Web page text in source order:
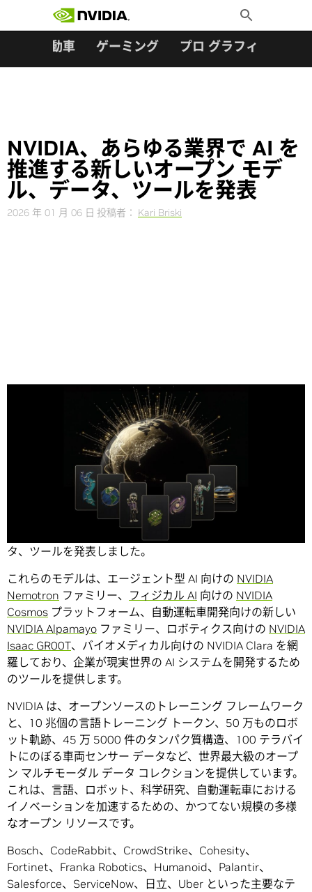
Toggle
Search
自動車 ゲーミング プロ グラフィックス
NVIDIA、あらゆる業界で AI を
推進する新しいオープン モデ
ル、データ、ツールを発表
2026 年 01 月 06 日 投稿者： Kari Briski
NVIDIA は本日、オープン モデルの領域を拡大し、あらゆる
タ、ツールを発表しました。
これらのモデルは、エージェント型 AI 向けの NVIDIA
Nemotron ファミリー、 フィジカル AI 向けの NVIDIA
Cosmos プラットフォーム、自動運転車開発向けの新しい
NVIDIA Alpamayo ファミリー、ロボティクス向けの NVIDIA
Isaac GR00T、バイオメディカル向けの NVIDIA Clara を網
羅しており、企業が現実世界の AI システムを開発するため
のツールを提供します。
NVIDIA は、オープンソースのトレーニング フレームワーク
と、10 兆個の言語トレーニング トークン、50 万ものロボ
ット軌跡、45 万 5000 件のタンパク質構造、100 テラバイ
トにのぼる車両センサー データなど、世界最大級のオープ
ン マルチモーダル データ コレクションを提供しています。
これは、言語、ロボット、科学研究、自動運転車における
イノベーションを加速するための、かつてない規模の多様
なオープン リソースです。
Bosch、CodeRabbit、CrowdStrike、Cohesity、
Fortinet、Franka Robotics、Humanoid、Palantir、
Salesforce、ServiceNow、日立、Uber といった主要なテ